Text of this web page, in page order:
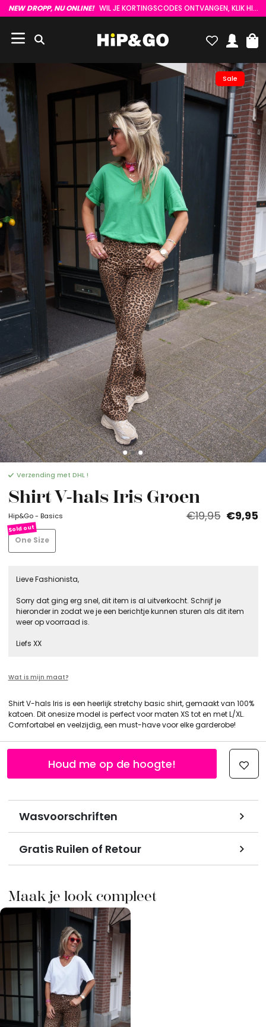
NEW DROPP, NU ONLINE! WIL JE KORTINGSCODES ONTVANGEN, KLIK HIER :)
Sale
Verzending met DHL !
Shirt V-hals Iris Groen
Hip&Go - Basics €19,95 €9,95
One Size
Lieve Fashionista,
Sorry dat ging erg snel, dit item is al uitverkocht. Schrijf je
hieronder in zodat we je een berichtje kunnen sturen als dit item
weer op voorraad is.
Liefs XX
Wat is mijn maat?
Shirt V-hals Iris is een heerlijk stretchy basic shirt, gemaakt van 100%
katoen. Dit onesize model is perfect voor maten XS tot en met L/XL.
Comfortabel en veelzijdig, een must-have voor elke garderobe!
Wasvoorschriften
Gratis Ruilen of Retour
Houd me op de hoogte!
Maak je look compleet